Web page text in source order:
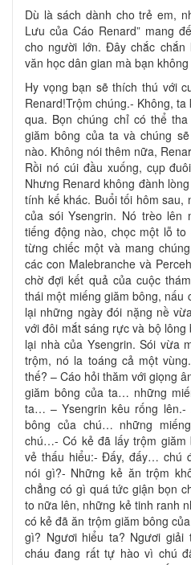
Dù là sách dành cho trẻ em,
Lưu của Cáo Renard” mang
cho người lớn. Đây chắc
văn học dân gian mà bạn
Hy vọng bạn sẽ thích thú với
Renard!Trộm chúng.- Không,
qua. Bọn chúng chỉ có thể
giăm bông của ta và chúng
nào. Không nói thêm nữa,
Rồi nó cúi đầu xuống, cụp
Nhưng Renard không đành
tính kế khác. Buổi tối hôm sau,
của sói Ysengrin. Nó trèo lên
tiếng động nào, chọc một lỗ
từng chiếc một và mang
các con Malebranche và
chờ đợi kết quả của cuộc
thái một miếng giăm bông, nấu
lại những ngày đói nặng nề
với đôi mắt sáng rực và bộ
lại nhà của Ysengrin. Sói vừa
trộm, nó la toáng cả một
thế? – Cáo hỏi thăm với giọng
giăm bông của ta… những
ta… – Ysengrin kêu rống lên.-
bông của chú… những
chú…- Có kẻ đã lấy trộm giăm
vẻ thấu hiểu:- Đấy, đấy… chú
nói gì?- Những kẻ ăn trộm
chẳng có gì quá tức giận bọn
to nữa lên, những kẻ tinh ranh
có kẻ đã ăn trộm giăm bông
gì? Ngươi hiểu ta? Ngươi giải
cháu đang rất tự hào vì chú